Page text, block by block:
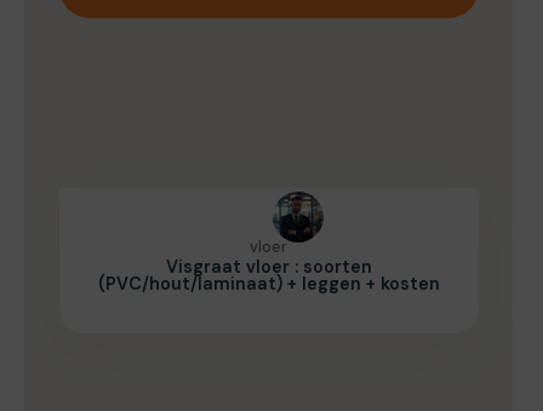
vloer
Visgraat vloer : soorten
(PVC/hout/laminaat) + leggen + kosten